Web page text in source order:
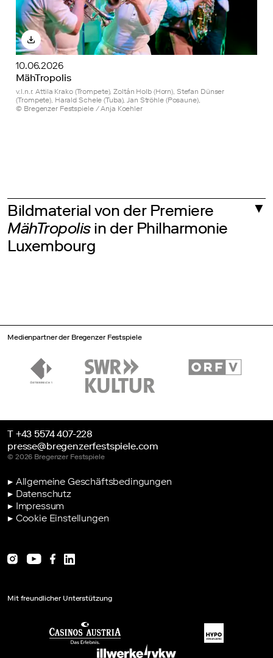
10.06.2026
MähTropolis
v.l.n.r. Attila Krako (Trompete), Zoltán Holb (Horn), Stefan Dünser
(Trompete), Harald Schele (Tuba), Jan Ströhle (Posaune),
© Bregenzer Festspiele / Anja Koehler
Bildmaterial von der Premiere
MähTropolisin der Philharmonie
Luxembourg
28.02.2026
Premiere „MähTropolis” - Philharmonie Luxembourg
© Philharmonie Luxembourg / Sébastien Grébille
Medienpartner der Bregenzer Festspiele
T +43 5574 407-228
presse@bregenzerfestspiele.com
© 2026 Bregenzer Festspiele
▶ Allgemeine Geschäftsbedingungen
▶ Datenschutz
▶ Impressum
▶ Cookie Einstellungen
Mit freundlicher Unterstützung